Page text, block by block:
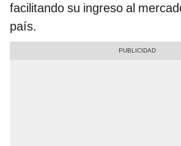
facilitando su ingreso al
país.